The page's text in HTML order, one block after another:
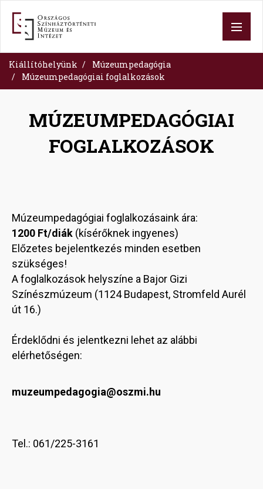
content
Kiállítóhelyünk
Múzeumpedagógia
Múzeumpedagógiai foglalkozások
MÚZEUMPEDAGÓGIAI
FOGLALKOZÁSOK
Múzeumpedagógiai foglalkozásaink ára:
1200 Ft/diák (kísérőknek ingyenes)
Előzetes bejelentkezés minden esetben
szükséges!
A foglalkozások helyszíne a Bajor Gizi
Színészmúzeum (1124 Budapest, Stromfeld Aurél
út 16.)
Érdeklődni és jelentkezni lehet az alábbi
elérhetőségen:
muzeumpedagogia@oszmi.hu
Tel.: 061/225-3161